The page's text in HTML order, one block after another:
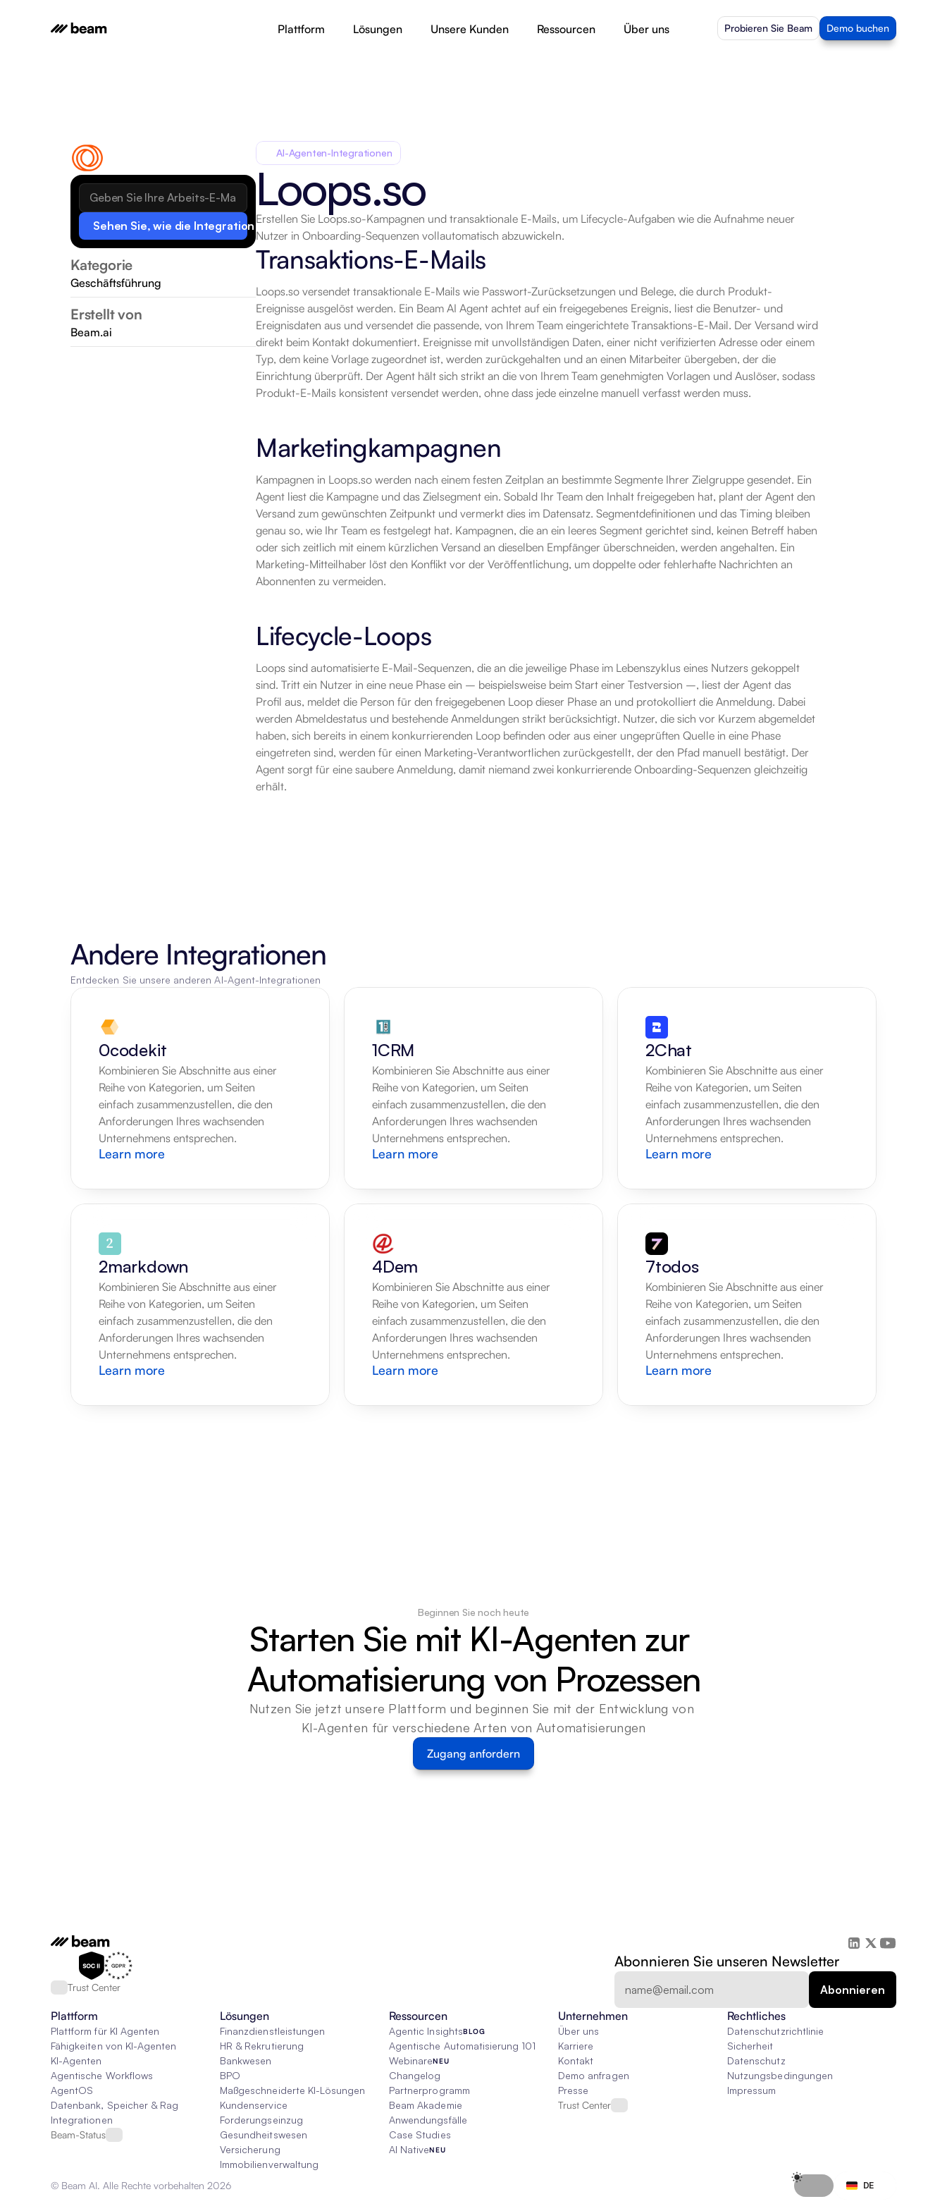
Sehen Sie, wie die Integration funktioniert
Kategorie
Geschäftsführung
Erstellt von
Beam.ai
AI-Agenten-Integrationen
Loops.so
Erstellen Sie Loops.so-Kampagnen und transaktionale E-Mails, um Lifecycle-Aufgaben wie die Aufnahme neuer
Nutzer in Onboarding-Sequenzen vollautomatisch abzuwickeln.
Transaktions-E-Mails
Loops.so versendet transaktionale E-Mails wie Passwort-Zurücksetzungen und Belege, die durch Produkt-
Ereignisse ausgelöst werden. Ein Beam AI Agent achtet auf ein freigegebenes Ereignis, liest die Benutzer- und
Ereignisdaten aus und versendet die passende, von Ihrem Team eingerichtete Transaktions-E-Mail. Der Versand wird
direkt beim Kontakt dokumentiert. Ereignisse mit unvollständigen Daten, einer nicht verifizierten Adresse oder einem
Typ, dem keine Vorlage zugeordnet ist, werden zurückgehalten und an einen Mitarbeiter übergeben, der die
Einrichtung überprüft. Der Agent hält sich strikt an die von Ihrem Team genehmigten Vorlagen und Auslöser, sodass
Produkt-E-Mails konsistent versendet werden, ohne dass jede einzelne manuell verfasst werden muss.
Marketingkampagnen
Kampagnen in Loops.so werden nach einem festen Zeitplan an bestimmte Segmente Ihrer Zielgruppe gesendet. Ein
Agent liest die Kampagne und das Zielsegment ein. Sobald Ihr Team den Inhalt freigegeben hat, plant der Agent den
Versand zum gewünschten Zeitpunkt und vermerkt dies im Datensatz. Segmentdefinitionen und das Timing bleiben
genau so, wie Ihr Team es festgelegt hat. Kampagnen, die an ein leeres Segment gerichtet sind, keinen Betreff haben
oder sich zeitlich mit einem kürzlichen Versand an dieselben Empfänger überschneiden, werden angehalten. Ein
Marketing-Mitteilhaber löst den Konflikt vor der Veröffentlichung, um doppelte oder fehlerhafte Nachrichten an
Abonnenten zu vermeiden.
Lifecycle-Loops
Loops sind automatisierte E-Mail-Sequenzen, die an die jeweilige Phase im Lebenszyklus eines Nutzers gekoppelt
sind. Tritt ein Nutzer in eine neue Phase ein – beispielsweise beim Start einer Testversion –, liest der Agent das
Profil aus, meldet die Person für den freigegebenen Loop dieser Phase an und protokolliert die Anmeldung. Dabei
werden Abmeldestatus und bestehende Anmeldungen strikt berücksichtigt. Nutzer, die sich vor Kurzem abgemeldet
haben, sich bereits in einem konkurrierenden Loop befinden oder aus einer ungeprüften Quelle in eine Phase
eingetreten sind, werden für einen Marketing-Verantwortlichen zurückgestellt, der den Pfad manuell bestätigt. Der
Agent sorgt für eine saubere Anmeldung, damit niemand zwei konkurrierende Onboarding-Sequenzen gleichzeitig
erhält.
Andere Integrationen
Entdecken Sie unsere anderen AI-Agent-Integrationen
0codekit
Kombinieren Sie Abschnitte aus einer
Reihe von Kategorien, um Seiten
einfach zusammenzustellen, die den
Anforderungen Ihres wachsenden
Unternehmens entsprechen.
Learn more
1CRM
Kombinieren Sie Abschnitte aus einer
Reihe von Kategorien, um Seiten
einfach zusammenzustellen, die den
Anforderungen Ihres wachsenden
Unternehmens entsprechen.
Learn more
2Chat
Kombinieren Sie Abschnitte aus einer
Reihe von Kategorien, um Seiten
einfach zusammenzustellen, die den
Anforderungen Ihres wachsenden
Unternehmens entsprechen.
Learn more
2markdown
Kombinieren Sie Abschnitte aus einer
Reihe von Kategorien, um Seiten
einfach zusammenzustellen, die den
Anforderungen Ihres wachsenden
Unternehmens entsprechen.
Learn more
4Dem
Kombinieren Sie Abschnitte aus einer
Reihe von Kategorien, um Seiten
einfach zusammenzustellen, die den
Anforderungen Ihres wachsenden
Unternehmens entsprechen.
Learn more
7todos
Kombinieren Sie Abschnitte aus einer
Reihe von Kategorien, um Seiten
einfach zusammenzustellen, die den
Anforderungen Ihres wachsenden
Unternehmens entsprechen.
Learn more
Beginnen Sie noch heute
Starten Sie mit KI-Agenten zur
Automatisierung von Prozessen
Nutzen Sie jetzt unsere Plattform und beginnen Sie mit der Entwicklung von
KI-Agenten für verschiedene Arten von Automatisierungen
Zugang anfordern
Trust Center
Abonnieren Sie unseren Newsletter
Plattform
Plattform für KI Agenten
Fähigkeiten von KI-Agenten
KI-Agenten
Agentische Workflows
AgentOS
Datenbank, Speicher & Rag
Integrationen
Beam-Status
Lösungen
Finanzdienstleistungen
HR & Rekrutierung
Bankwesen
BPO
Maßgeschneiderte KI-Lösungen
Kundenservice
Forderungseinzug
Gesundheitswesen
Versicherung
Immobilienverwaltung
Ressourcen
Agentic InsightsBLOG
Agentische Automatisierung 101
WebinareNEU
Changelog
Partnerprogramm
Beam Akademie
Anwendungsfälle
Case Studies
AI NativeNEU
Unternehmen
Über uns
Karriere
Kontakt
Demo anfragen
Presse
Trust Center
Rechtliches
Datenschutzrichtlinie
Sicherheit
Datenschutz
Nutzungsbedingungen
Impressum
© Beam AI. Alle Rechte vorbehalten 2026 DE
Plattform Lösungen Unsere Kunden Ressourcen Über uns Probieren Sie Beam Demo buchen